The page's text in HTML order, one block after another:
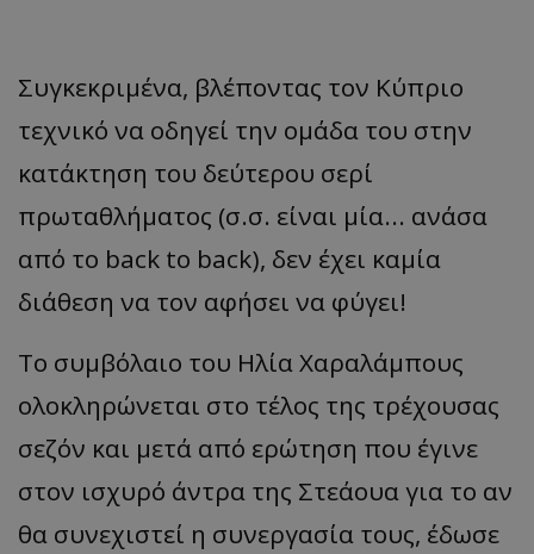
Συγκεκριμένα, βλέποντας τον Κύπριο
τεχνικό να οδηγεί την ομάδα του στην
κατάκτηση του δεύτερου σερί
πρωταθλήματος (σ.σ. είναι μία... ανάσα
από το back to back), δεν έχει καμία
διάθεση να τον αφήσει να φύγει!
Το συμβόλαιο του Ηλία Χαραλάμπους
ολοκληρώνεται στο τέλος της τρέχουσας
σεζόν και μετά από ερώτηση που έγινε
στον ισχυρό άντρα της Στεάουα για το αν
θα συνεχιστεί η συνεργασία τους, έδωσε